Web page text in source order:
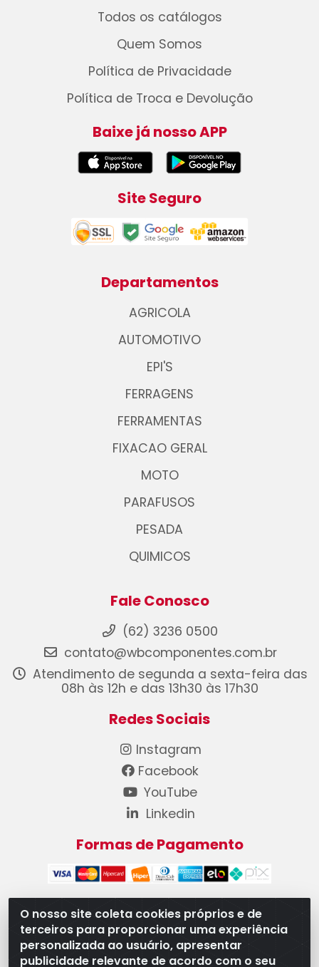
O nosso site coleta cookies próprios e de
terceiros para proporcionar uma experiência
personalizada ao usuário, apresentar
publicidade relevante de acordo com o seu
Todos os catálogos
Quem Somos
Política de Privacidade
Política de Troca e Devolução
Baixe já nosso APP
Site Seguro
Departamentos
AGRICOLA
AUTOMOTIVO
EPI'S
FERRAGENS
FERRAMENTAS
FIXACAO GERAL
MOTO
PARAFUSOS
PESADA
QUIMICOS
Fale Conosco
(62) 3236 0500
contato@wbcomponentes.com.br
Atendimento de segunda a sexta-feira das
08h às 12h e das 13h30 às 17h30
Redes Sociais
Instagram
Facebook
YouTube
Linkedin
Formas de Pagamento
WB Componentes Automotivos LTDA - CNPJ
08.528.393/0001-12 - Rua do Níquel, 667 - Parque
Oeste Industrial, Goiânia/GO - CEP 74375-660